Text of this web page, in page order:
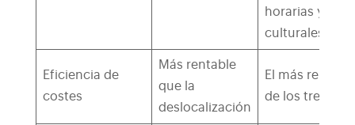
horarias y
culturales.
Eficiencia de
costes
Más rentable
que la
deslocalización
El más
de los tres